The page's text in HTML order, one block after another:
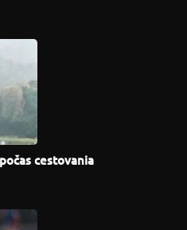
cestovania